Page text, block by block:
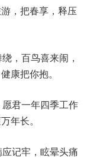
，把春享，释压
，百鸟喜来闹，
康把你抱。
君一年四季工作
年长。
记牢，眩晕头痛